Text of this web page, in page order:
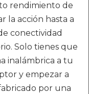
rendimiento de
la acción hasta a
conectividad
Solo tienes que
inalámbrica a tu
y empezar a
por una